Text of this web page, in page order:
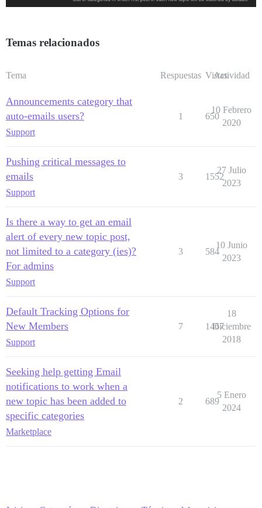
Temas relacionados
Tema Respuestas Vistas
Actividad
Announcements category that
auto-emails users?
Support
1 650
10 Febrero
2020
Pushing critical messages to
emails
Support
3 1552
27 Julio
2023
Is there a way to get an email
alert of every new topic post,
not limited to a category (ies)?
For admins
Support
3 584
10 Junio
2023
Default Tracking Options for
New Members
Support
7 1467
18
Diciembre
2018
Seeking help getting Email
notifications to work when a
new topic has been added to
specific categories
Marketplace
2 689
5 Enero
2024